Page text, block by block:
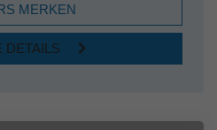
MERKEN
DETAILS